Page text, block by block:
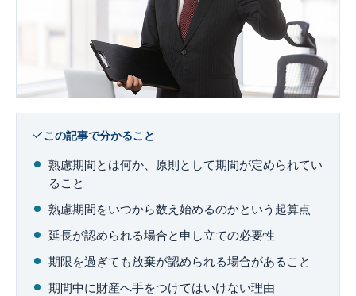
この記事で分かること
熟慮期間とは何か、原則として期間が定められてい
ること
熟慮期間をいつから数え始めるのかという起算点
延長が認められる場合と申し立ての必要性
期限を過ぎても放棄が認められる場合があること
期間中に財産へ手をつけてはいけない理由